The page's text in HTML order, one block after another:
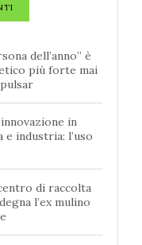
dell’anno” è
più forte mai
in
e industria: l’uso
di raccolta
l’ex mulino